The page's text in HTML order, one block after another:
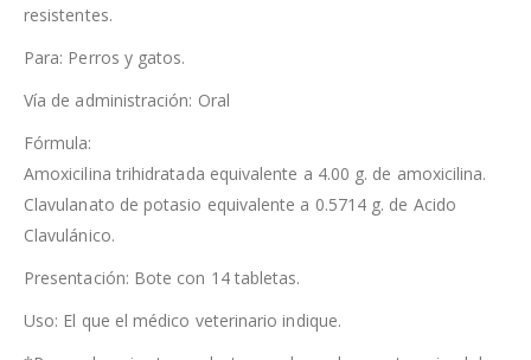
resistentes.
Para: Perros y gatos.
Vía de administración: Oral
Fórmula:
Amoxicilina trihidratada equivalente a 4.00 g. de amoxicilina.
Clavulanato de potasio equivalente a 0.5714 g. de Acido
Clavulánico.
Presentación: Bote con 14 tabletas.
Uso: El que el médico veterinario indique.